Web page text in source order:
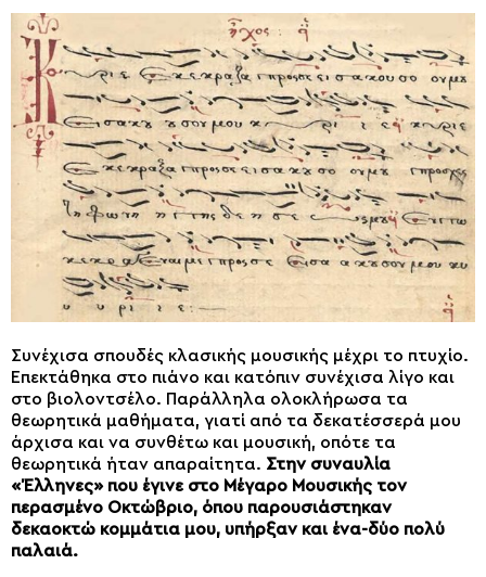
Συνέχισα σπουδές κλασικής μουσικής μέχρι το πτυχίο.
Επεκτάθηκα στο πιάνο και κατόπιν συνέχισα λίγο και
στο βιολοντσέλο. Παράλληλα ολοκλήρωσα τα
θεωρητικά μαθήματα, γιατί από τα δεκατέσσερά μου
άρχισα και να συνθέτω και μουσική, οπότε τα
θεωρητικά ήταν απαραίτητα. Στην συναυλία
«Έλληνες» που έγινε στο Μέγαρο Μουσικής τον
περασμένο Οκτώβριο, όπου παρουσιάστηκαν
δεκαοκτώ κομμάτια μου, υπήρξαν και ένα-δύο πολύ
παλαιά.